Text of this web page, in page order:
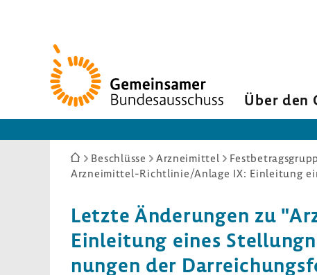
Zur
Startseite
Über den
Sie
sind
Beschlüsse Arzneimittel
Letzte Ände­rungen zu
Einlei­tung eines
nungen der